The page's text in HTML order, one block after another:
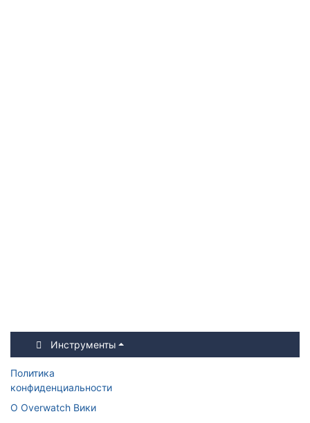
Инструменты
Политика
конфиденциальности
О Overwatch Вики